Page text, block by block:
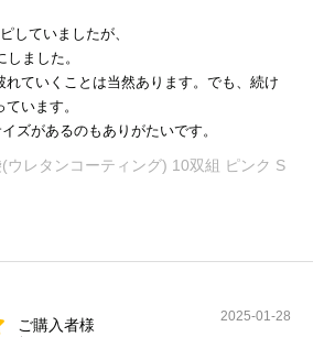
していましたが、
ました。
れていくことは当然あります。でも、続け
います。
ズがあるのもありがたいです。
ウレタンコーティング) 10双組 ピンク S
ご購入者様 2025-01-28